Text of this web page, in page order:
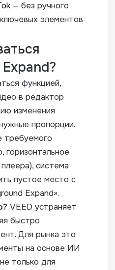
— без ручного
элементов
функцией,
в редактор
изменения
пропорции.
требуемого
горизонтальное
система
пустое место с
Expand».
VEED устраняет
быстро
Для рынка это
на основе ИИ
только для